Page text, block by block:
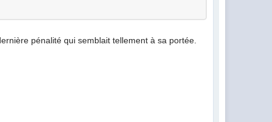
pénalité qui semblait tellement à sa portée.